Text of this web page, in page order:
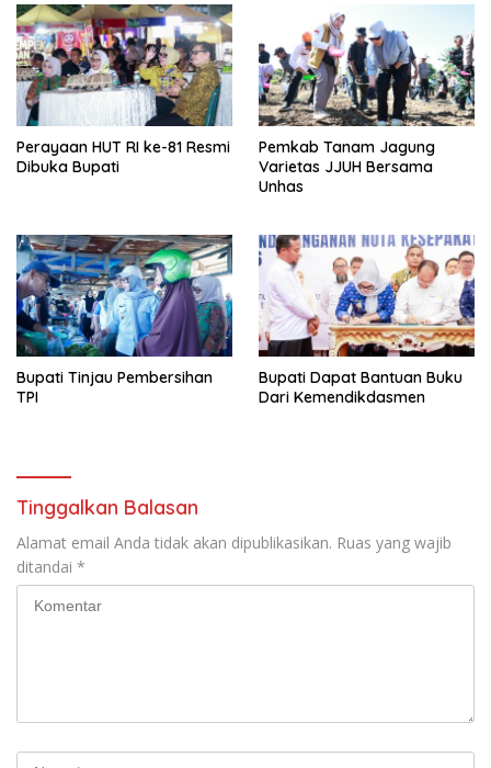
Perayaan HUT RI ke-81 Resmi
Dibuka Bupati
Pemkab Tanam Jagung
Varietas JJUH Bersama
Unhas
Bupati Tinjau Pembersihan
TPI
Bupati Dapat Bantuan Buku
Dari Kemendikdasmen
Tinggalkan Balasan
Alamat email Anda tidak akan dipublikasikan. Ruas yang wajib
ditandai *